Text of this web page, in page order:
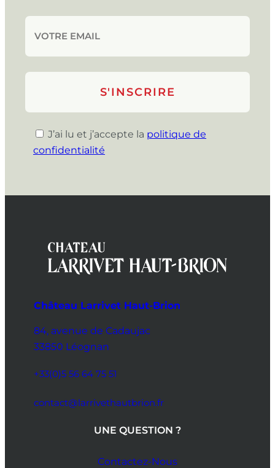
J’ai lu et j’accepte la politique de
confidentialité
Château Larrivet Haut-Brion
84, avenue de Cadaujac
33850 Léognan
+33(0)5 56 64 75 51
contact@larrivethautbrion.fr
UNE QUESTION ?
Contactez-Nous